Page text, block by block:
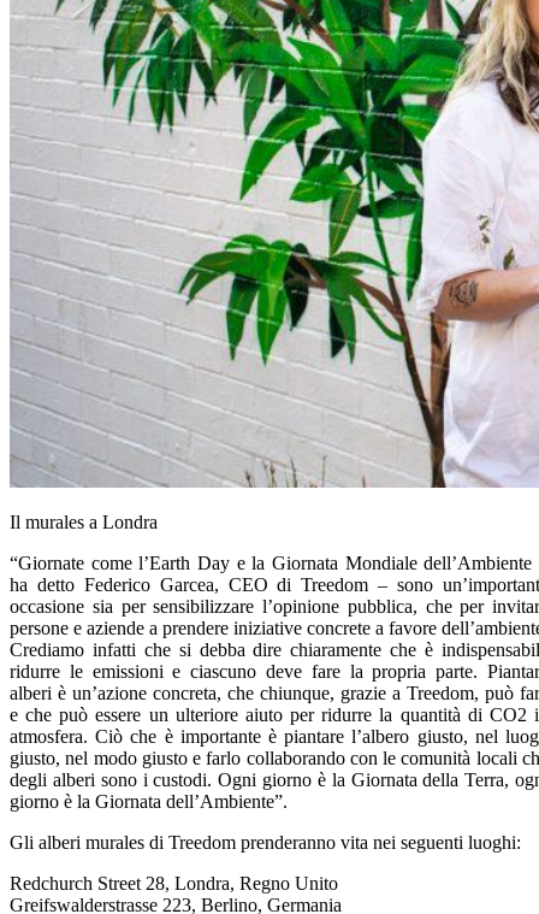
Il murales a Londra
“Giornate come l’Earth Day e la Giornata Mondiale dell’Ambiente
ha detto Federico Garcea, CEO di Treedom – sono
occasione sia per sensibilizzare l’opinione pubblica, che per
persone e aziende a prendere iniziative concrete a favore
Crediamo infatti che si debba dire chiaramente che è
ridurre le emissioni e ciascuno deve fare la propria parte.
alberi è un’azione concreta, che chiunque, grazie a Treedom, può
e che può essere un ulteriore aiuto per ridurre la quantità di CO2
atmosfera. Ciò che è importante è piantare l’albero giusto, nel
giusto, nel modo giusto e farlo collaborando con le comunità locali
degli alberi sono i custodi. Ogni giorno è la Giornata della Terra,
giorno è la Giornata dell’Ambiente”.
Gli alberi murales di Treedom prenderanno vita nei seguenti luoghi:
Redchurch Street 28, Londra, Regno Unito
Greifswalderstrasse 223, Berlino, Germania